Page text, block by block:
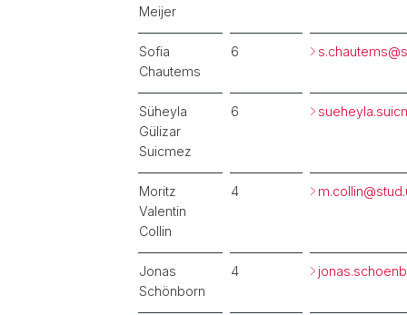
Meijer
Sofia
Chautems
6 s.chautems@
Süheyla
Gülizar
Suicmez
6
Moritz
Valentin
Collin
4 m.collin@
Jonas
Schönborn
4